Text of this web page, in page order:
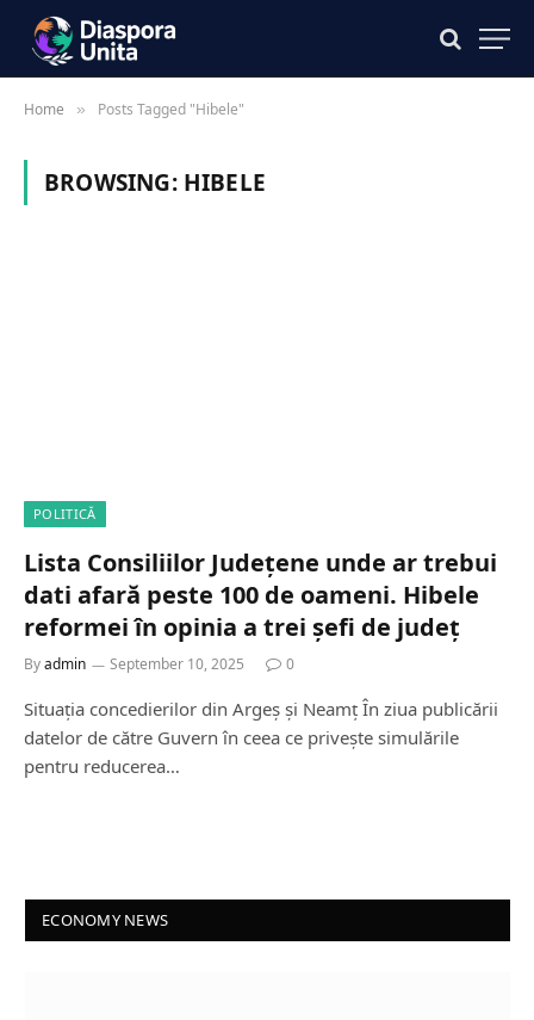
Home » Posts Tagged "Hibele"
BROWSING: HIBELE
POLITICĂ
Lista Consiliilor Județene unde ar trebui
dati afară peste 100 de oameni. Hibele
reformei în opinia a trei șefi de județ
Byadmin September 10, 2025 0
Situația concedierilor din Argeș și Neamț În ziua publicării
datelor de către Guvern în ceea ce privește simulările
pentru reducerea…
ECONOMY NEWS